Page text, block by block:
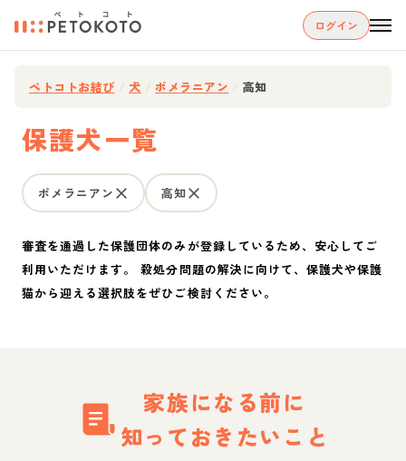
ログイン
ペトコトお結び 犬 ポメラニアン 高知
保護犬一覧
ポメラニアン 高知
審査を通過した保護団体のみが登録しているため、安心してご
利用いただけます。 殺処分問題の解決に向けて、保護犬や保護
猫から迎える選択肢をぜひご検討ください。
家族になる前に
知っておきたいこと